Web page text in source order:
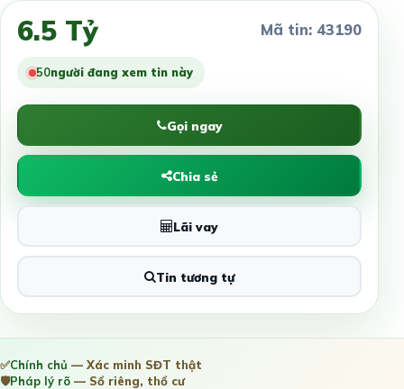
6.5 Tỷ Mã tin: 43190
50người đang xem tin này
Gọi ngay
Chia sẻ
Lãi vay
Tin tương tự
✅Chính chủ — Xác minh SĐT thật
🛡️Pháp lý rõ — Sổ riêng, thổ cư